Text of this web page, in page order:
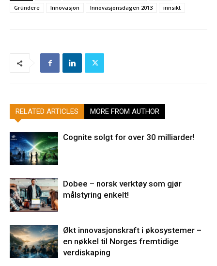
Gründere
Innovasjon Innovasjonsdagen 2013 innsikt
RELATED ARTICLES MORE FROM AUTHOR
Cognite solgt for over 30 milliarder!
Dobee – norsk verktøy som gjør
målstyring enkelt!
Økt innovasjonskraft i økosystemer –
en nøkkel til Norges fremtidige
verdiskaping